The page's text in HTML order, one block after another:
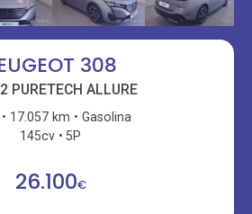
308
PURETECH ALLURE
17.057 km
Gasolina
145cv
5P
26.100€